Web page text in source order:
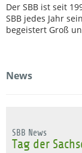
Der SBB ist seit
SBB jedes Jahr
begeistert Groß
News
SBB News
Tag der